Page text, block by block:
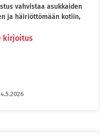
vahvistaa asukkaiden
ja häiriöttömään kotiin,
kirjoitus